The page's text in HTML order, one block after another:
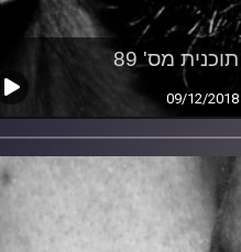
תוכנית מס' 89
09/12/2018